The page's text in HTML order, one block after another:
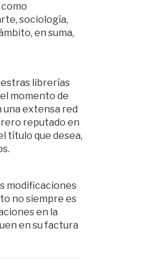
sociología,
en suma,
librerías
momento de
una extensa red
reputado en
título que desea,
modificaciones
no siempre es
en la
en su factura